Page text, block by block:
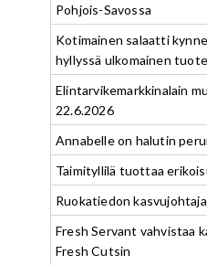
Pohjois-Savossa
Kotimainen salaatti
hyllyssä ulkomainen tuote
Elintarvikemarkkinalain
22.6.2026
Annabelle on halutin
Taimityllilä tuottaa
Ruokatiedon
Fresh Servant vahvistaa
Fresh Cutsin